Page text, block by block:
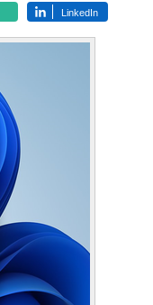
LinkedIn